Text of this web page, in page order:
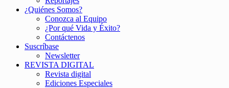
¿Quiénes Somos?
Conozca al Equipo
¿Por qué Vida y Éxito?
Contáctenos
Suscríbase
Newsletter
REVISTA DIGITAL
Revista digital
Ediciones Especiales